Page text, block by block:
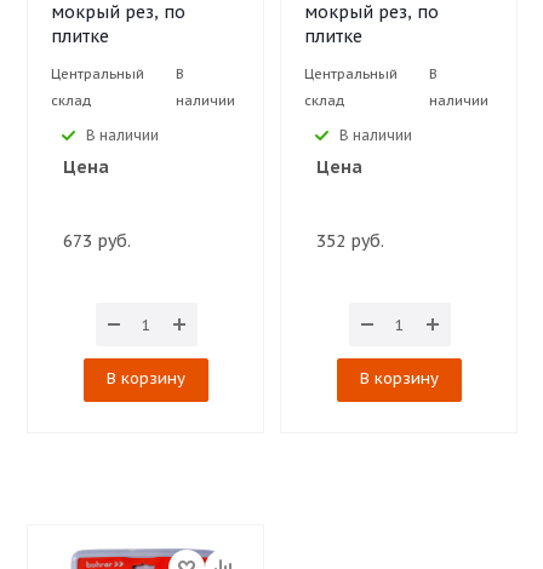
мокрый рез, по
плитке
Центральный
склад
В
наличии
В наличии
Цена
673 руб.
В корзину
мокрый рез, по
плитке
Центральный
склад
В
наличии
В наличии
Цена
352 руб.
В корзину